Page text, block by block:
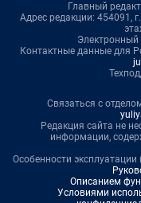
Главный
Адрес редакции: 454091,
Электронный
Контактные данные для
Связаться с
Редакция сайта не
информации,
Особенности
Описанием
Условиями